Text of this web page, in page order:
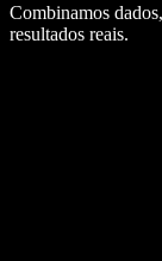
Combinamos
resultados reais.